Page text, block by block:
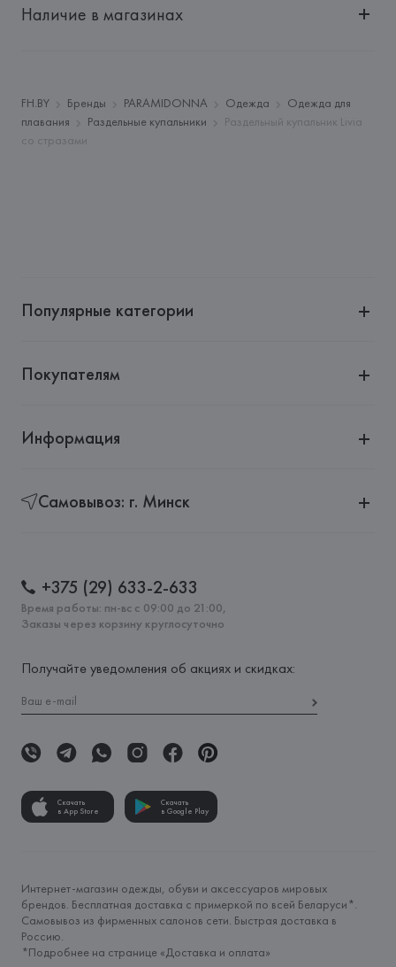
"БелВиринея"
Адрес:
БОЛГАРИЯ, DIAMOD LTD, BORIS STEFANOV 20,
SOFIA,
Страна происхождения товара:
Наличие в магазинах
FH.BY Бренды PARAMIDONNA Одежда
Одежда для
плавания
Раздельные купальники
Раздельный купальник Livia
со стразами
Популярные категории
Покупателям
Информация
Самовывоз: г. Минск
+375 (29) 633-2-633
Время работы: пн-вс с 09:00 до 21:00,
Заказы через корзину круглосуточно
Получайте уведомления об акциях и скидках:
Скачать
в App Store
Скачать
в Google Play
Интернет-магазин одежды, обуви и аксессуаров мировых
брендов. Бесплатная доставка с примеркой по всей Беларуси*.
Самовывоз из фирменных салонов сети. Быстрая доставка в
Россию.
*Подробнее на странице «Доставка и оплата»